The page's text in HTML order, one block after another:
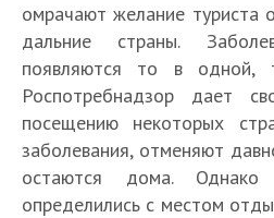
омрачают желание туриста
дальние страны.
появляются то в одной,
Роспотребнадзор дает
посещению некоторых
заболевания, отменяют
остаются дома.
определились с местом